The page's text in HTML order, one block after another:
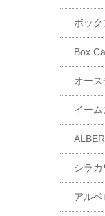
ボック
Box
オー
イー
シラカ
アルベ